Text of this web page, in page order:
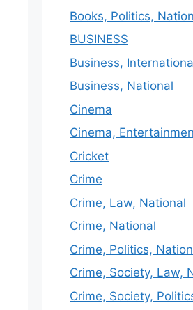
Books, Politics,
BUSINESS
Business,
Business, National
Cinema
Cinema,
Cricket
Crime
Crime, Law, National
Crime, National
Crime, Politics,
Crime, Society, Law,
Crime, Society,